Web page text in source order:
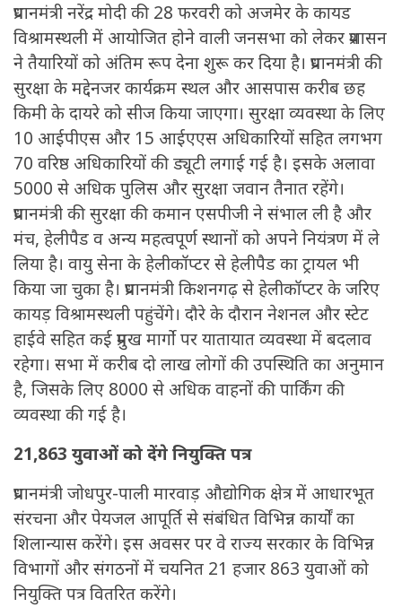
प्रधानमंत्री नरेंद्र मोदी की 28 फरवरी को अजमेर के कायड
विश्रामस्थली में आयोजित होने वाली जनसभा को लेकर प्रशासन
ने तैयारियों को अंतिम रूप देना शुरू कर दिया है। प्रधानमंत्री की
सुरक्षा के मद्देनजर कार्यक्रम स्थल और आसपास करीब छह
किमी के दायरे को सीज किया जाएगा। सुरक्षा व्यवस्था के लिए
10 आईपीएस और 15 आईएएस अधिकारियों सहित लगभग
70 वरिष्ठ अधिकारियों की ड्यूटी लगाई गई है। इसके अलावा
5000 से अधिक पुलिस और सुरक्षा जवान तैनात रहेंगे।
प्रधानमंत्री की सुरक्षा की कमान एसपीजी ने संभाल ली है और
मंच, हेलीपैड व अन्य महत्वपूर्ण स्थानों को अपने नियंत्रण में ले
लिया है। वायु सेना के हेलीकॉप्टर से हेलीपैड का ट्रायल भी
किया जा चुका है। प्रधानमंत्री किशनगढ़ से हेलीकॉप्टर के जरिए
कायड़ विश्रामस्थली पहुंचेंगे। दौरे के दौरान नेशनल और स्टेट
हाईवे सहित कई प्रमुख मार्गो पर यातायात व्यवस्था में बदलाव
रहेगा। सभा में करीब दो लाख लोगों की उपस्थिति का अनुमान
है, जिसके लिए 8000 से अधिक वाहनों की पार्किंग की
व्यवस्था की गई है।
21,863 युवाओं को देंगे नियुक्ति पत्र
प्रधानमंत्री जोधपुर-पाली मारवाड़ औद्योगिक क्षेत्र में आधारभूत
संरचना और पेयजल आपूर्ति से संबंधित विभिन्न कार्यों का
शिलान्यास करेंगे। इस अवसर पर वे राज्य सरकार के विभिन्न
विभागों और संगठनों में चयनित 21 हजार 863 युवाओं को
नियुक्ति पत्र वितरित करेंगे।